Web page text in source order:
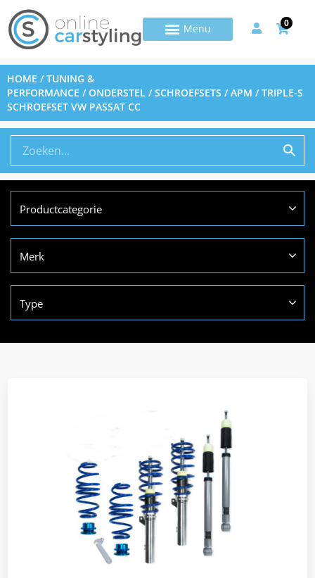
0
HOME /TUNING &
PERFORMANCE /ONDERSTEL /SCHROEFSETS / APM / TRIPLE-S
SCHROEFSET VW PASSAT CC
Productcategorie
Merk
Type